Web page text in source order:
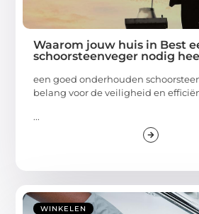
Waarom jouw huis in Best
schoorsteenveger nodig
een goed onderhouden
belang voor de veiligheid en
...
WINKELEN